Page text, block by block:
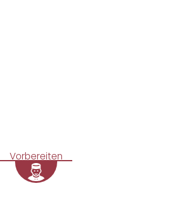
Vorbereiten